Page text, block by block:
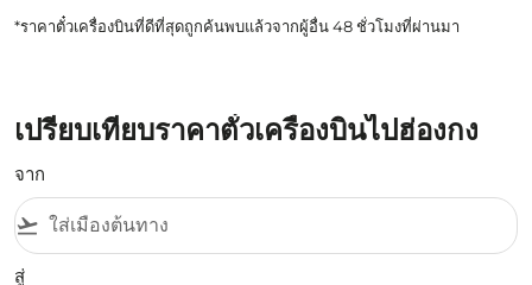
*ราคาตั๋วเครื่องบินที่ดีที่สุดถูกค้นพบแล้วจากผู้อื่น 48 ชั่วโมงที่ผ่านมา
เปรียบเทียบราคาตั๋วเครื่องบินไปฮ่องกง
จาก
flight_takeoff
สู่